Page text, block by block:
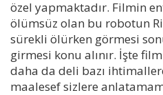
özel yapmaktadır. Filmin
ölümsüz olan bu robotun
sürekli ölürken görmesi
girmesi konu alınır. İşte
daha da deli bazı
maalesef sizlere